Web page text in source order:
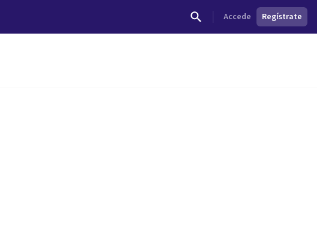
Accede Regístrate